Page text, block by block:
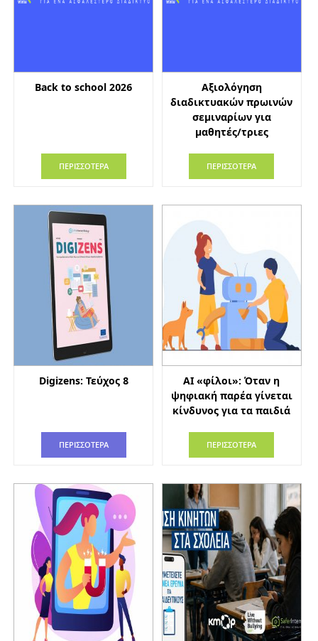
Back to school 2026
ΠΕΡΙΣΣΟΤΕΡΑ
Αξιολόγηση
διαδικτυακών πρωινών
σεμιναρίων για
μαθητές/τριες
ΠΕΡΙΣΣΟΤΕΡΑ
Digizens: Τεύχος 8
ΠΕΡΙΣΣΟΤΕΡΑ
AI «φίλοι»: Όταν η
ψηφιακή παρέα γίνεται
κίνδυνος για τα παιδιά
ΠΕΡΙΣΣΟΤΕΡΑ